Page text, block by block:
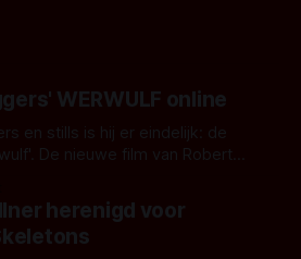
WERWULF online
en stills is hij er eindelijk: de
De nieuwe film van Robert
Het topic deze keer is (kon
weerwolf. Kijk je mee?
herenigd voor